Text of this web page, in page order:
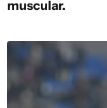
muscular.